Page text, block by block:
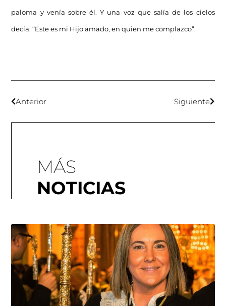
paloma y venía sobre él. Y una voz que salía de los cielos
decía: “Este es mi Hijo amado, en quien me complazco”.
Anterior Siguiente
MÁS
NOTICIAS